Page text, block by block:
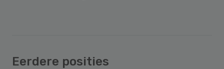
Eerdere posities